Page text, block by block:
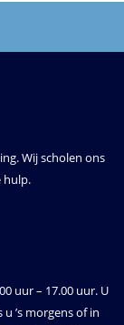
Wij scholen ons
hulp.
uur – 17.00 uur. U
’s morgens of in